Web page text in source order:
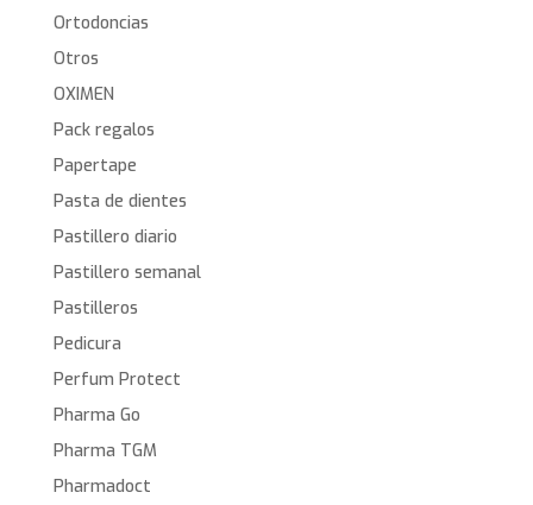
Ortodoncias
Otros
OXIMEN
Pack regalos
Papertape
Pasta de dientes
Pastillero diario
Pastillero semanal
Pastilleros
Pedicura
Perfum Protect
Pharma Go
Pharma TGM
Pharmadoct